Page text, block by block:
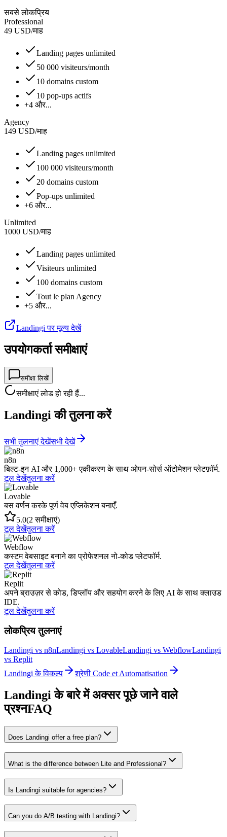
सबसे लोकप्रिय
Professional
49 USD/माह
Landing pages unlimited
50 000 visiteurs/month
10 domains custom
10 pop-ups actifs
+4 और...
Agency
149 USD/माह
Landing pages unlimited
100 000 visiteurs/month
20 domains custom
Pop-ups unlimited
+6 और...
Unlimited
1000 USD/माह
Landing pages unlimited
Visiteurs unlimited
100 domains custom
Tout le plan Agency
+5 और...
Landingi पर मूल्य देखें
उपयोगकर्ता समीक्षाएं
समीक्षा लिखें
समीक्षाएं लोड हो रही हैं...
Landingi की तुलना करें
सभी तुलनाएं देखेंसभी देखें
n8n
बिल्ट-इन AI और 1,000+ एकीकरण के साथ ओपन-सोर्स ऑटोमेशन प्लेटफ़ॉर्म.
टूल देखेंतुलना करें
Lovable
बस वर्णन करके पूर्ण वेब एप्लिकेशन बनाएँ.
5.0(2 समीक्षाएं)
टूल देखेंतुलना करें
Webflow
कस्टम वेबसाइट बनाने का प्रोफेशनल नो-कोड प्लेटफॉर्म.
टूल देखेंतुलना करें
Replit
अपने ब्राउज़र से कोड, डिप्लॉय और सहयोग करने के लिए AI के साथ क्लाउड
IDE.
टूल देखेंतुलना करें
लोकप्रिय तुलनाएं
Landingi vs n8nLandingi vs LovableLandingi vs WebflowLandingi
vs Replit
Landingi के विकल्प
श्रेणी Code et Automatisation
Landingi के बारे में अक्सर पूछे जाने वाले
प्रश्नFAQ
Does Landingi offer a free plan?
What is the difference between Lite and Professional?
Is Landingi suitable for agencies?
Can you do A/B testing with Landingi?